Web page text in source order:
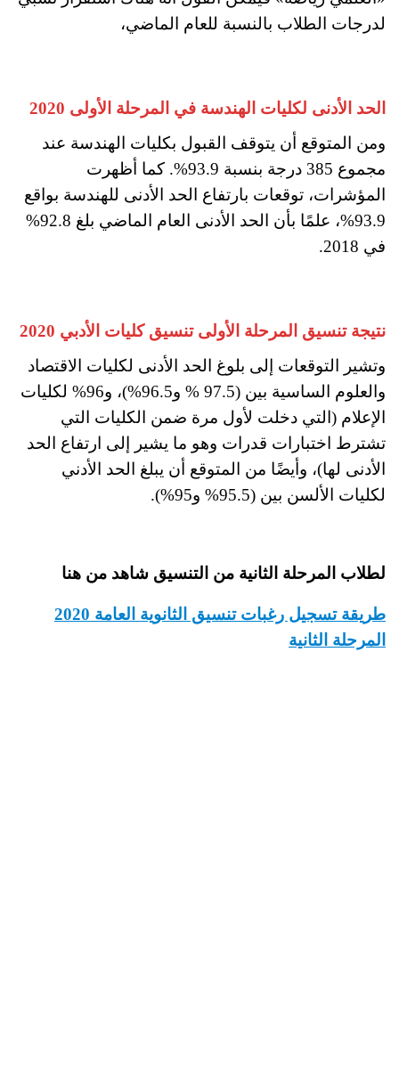
لدرجات الطلاب بالنسبة للعام الماضي،
الحد الأدنى لكليات الهندسة في المرحلة الأولى 2020
ومن المتوقع أن يتوقف القبول بكليات الهندسة عند
مجموع 385 درجة بنسبة 93.9%. كما أظهرت
المؤشرات، توقعات بارتفاع الحد الأدنى للهندسة بواقع
93.9%، علمًا بأن الحد الأدنى العام الماضي بلغ 92.8%
في 2018.
نتيجة تنسيق المرحلة الأولى تنسيق كليات الأدبي 2020
وتشير التوقعات إلى بلوغ الحد الأدنى لكليات الاقتصاد
والعلوم الساسية بين (97.5 % و96.5%)، و96% لكليات
الإعلام (التي دخلت لأول مرة ضمن الكليات التي
تشترط اختبارات قدرات وهو ما يشير إلى ارتفاع الحد
الأدنى لها)، وأيضًا من المتوقع أن يبلغ الحد الأدني
لكليات الألسن بين (95.5% و95%).
لطلاب المرحلة الثانية من التنسيق شاهد من هنا
طريقة تسجيل رغبات تنسيق الثانوية العامة 2020
المرحلة الثانية